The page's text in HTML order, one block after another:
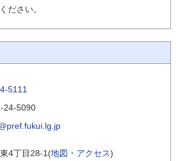
ださい。
5111
24-5090
4丁目28-1(地図・アクセス)